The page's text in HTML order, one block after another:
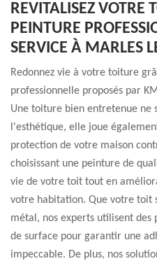
REVITALISEZ VOTRE
PEINTURE
SERVICE À MARLES
Redonnez vie à votre toiture
professionnelle proposés par
Une toiture bien entretenue ne
l'esthétique, elle joue
protection de votre maison
choisissant une peinture de
vie de votre toit tout en
votre habitation. Que votre toit
métal, nos experts utilisent des
de surface pour garantir une
impeccable. De plus, nos